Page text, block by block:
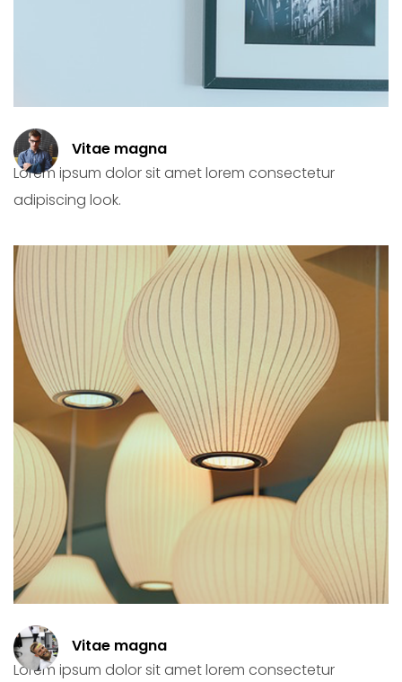
Vitae magna
Lorem ipsum dolor sit amet lorem consectetur
adipiscing look.
Vitae magna
Lorem ipsum dolor sit amet lorem consectetur